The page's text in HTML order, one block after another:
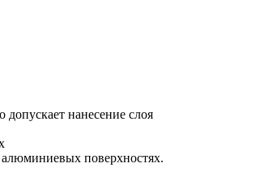
нанесение слоя
поверхностях.